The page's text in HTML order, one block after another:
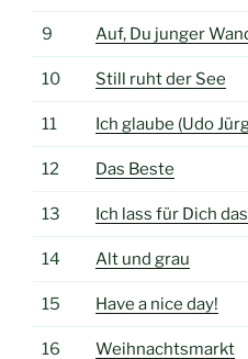
9 Auf, Du junger
10 Still ruht der See
11 Ich glaube (Udo
12 Das Beste
13 Ich lass für Dich
14 Alt und grau
15 Have a nice day!
16 Weihnachtsmarkt